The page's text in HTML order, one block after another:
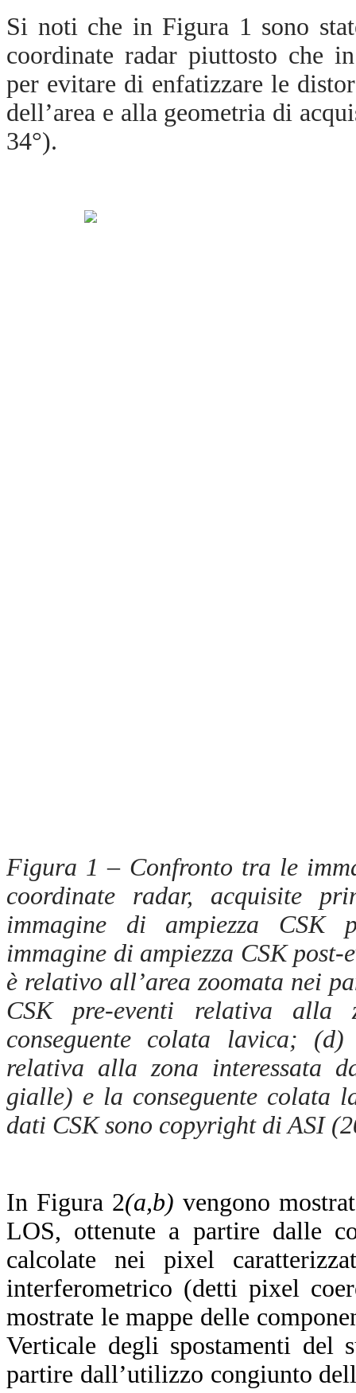
Si noti che in Figura 1 sono
coordinate radar piuttosto che
per evitare di enfatizzare le
dell’area e alla geometria di
34°).
Figura 1 – Confronto tra le
coordinate radar, acquisite
immagine di ampiezza CSK
immagine di ampiezza CSK
è relativo all’area zoomata nei
CSK pre-eventi relativa
conseguente colata lavica; (d)
relativa alla zona interessata
gialle) e la conseguente colata
dati CSK sono copyright di ASI
In Figura 2(a,b) vengono
LOS, ottenute a partire dalle
calcolate nei pixel
interferometrico (detti pixel
mostrate le mappe delle
Verticale degli spostamenti del
partire dall’utilizzo congiunto